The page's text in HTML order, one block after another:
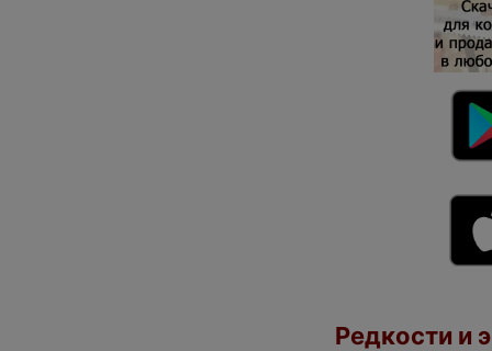
Редкости и